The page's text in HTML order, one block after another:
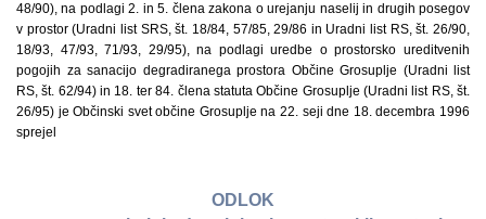
48/90), na podlagi 2. in 5. člena zakona o urejanju naselij in drugih posegov
v prostor (Uradni list SRS, št. 18/84, 57/85, 29/86 in Uradni list RS, št. 26/90,
18/93, 47/93, 71/93, 29/95), na podlagi uredbe o prostorsko ureditvenih
pogojih za sanacijo degradiranega prostora Občine Grosuplje (Uradni list
RS, št. 62/94) in 18. ter 84. člena statuta Občine Grosuplje (Uradni list RS, št.
26/95) je Občinski svet občine Grosuplje na 22. seji dne 18. decembra 1996
sprejel
ODLOK